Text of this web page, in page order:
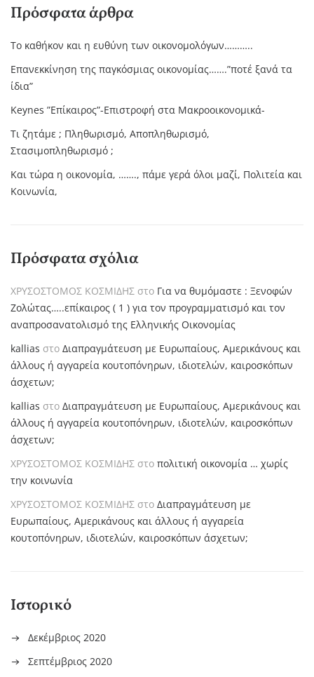
Πρόσφατα άρθρα
Το καθήκον και η ευθύνη των οικονομολόγων………..
Επανεκκίνηση της παγκόσμιας οικονομίας…….”ποτέ ξανά τα
ίδια”
Keynes ”Επίκαιρος”-Επιστροφή στα Μακροοικονομικά-
Τι ζητάμε ; Πληθωρισμό, Αποπληθωρισμό,
Στασιμοπληθωρισμό ;
Και τώρα η οικονομία, ……., πάμε γερά όλοι μαζί, Πολιτεία και
Κοινωνία,
Πρόσφατα σχόλια
ΧΡΥΣΟΣΤΟΜΟΣ ΚΟΣΜΙΔΗΣ στο Για να θυμόμαστε : Ξενοφών
Ζολώτας…..επίκαιρος ( 1 ) για τον προγραμματισμό και τον
αναπροσανατολισμό της Ελληνικής Οικονομίας
kallias στο Διαπραγμάτευση με Ευρωπαίους, Αμερικάνους και
άλλους ή αγγαρεία κουτοπόνηρων, ιδιοτελών, καιροσκόπων
άσχετων;
kallias στο Διαπραγμάτευση με Ευρωπαίους, Αμερικάνους και
άλλους ή αγγαρεία κουτοπόνηρων, ιδιοτελών, καιροσκόπων
άσχετων;
ΧΡΥΣΟΣΤΟΜΟΣ ΚΟΣΜΙΔΗΣ στο πολιτική οικονομία … χωρίς
την κοινωνία
ΧΡΥΣΟΣΤΟΜΟΣ ΚΟΣΜΙΔΗΣ στο Διαπραγμάτευση με
Ευρωπαίους, Αμερικάνους και άλλους ή αγγαρεία
κουτοπόνηρων, ιδιοτελών, καιροσκόπων άσχετων;
Ιστορικό
Δεκέμβριος 2020
Σεπτέμβριος 2020